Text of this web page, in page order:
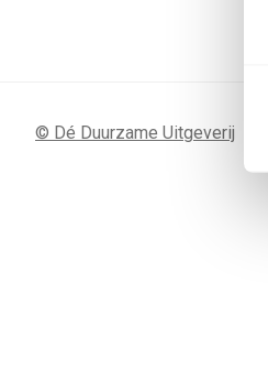
© Dé Duurzame Uitgeverij